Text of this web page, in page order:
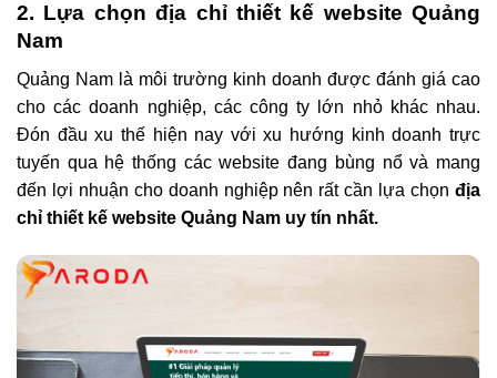
2. Lựa chọn địa chỉ thiết kế website Quảng
Nam
Quảng Nam là môi trường kinh doanh được đánh giá cao
cho các doanh nghiệp, các công ty lớn nhỏ khác nhau.
Đón đầu xu thế hiện nay với xu hướng kinh doanh trực
tuyến qua hệ thống các website đang bùng nổ và mang
đến lợi nhuận cho doanh nghiệp nên rất cần lựa chọn địa
chỉ thiết kế website Quảng Nam uy tín nhất.